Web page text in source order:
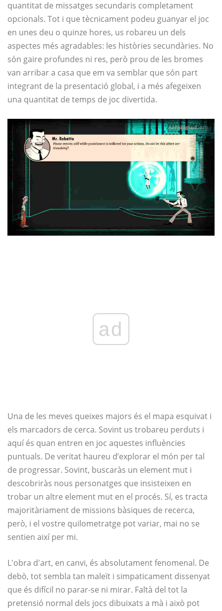
quantitat de missatges secundaris completament
opcionals. Tot i que tècnicament podeu guanyar el joc
en unes deu o quinze hores, us robareu un dels
aspectes més agradables: les històries secundàries. No
són gaire profundes ni res, però prou de les bromes
van arribar a casa que em va semblar que són part
integrant de la presentació global, i a més afegeixen
una quantitat de temps de joc divertida.
ad
Una de les meves queixes majors és el mapa esquivat i
els marcadors de cerca. Sovint us trobareu perduts i
aquí és quan entren en joc aquestes influències
puntuals. De veritat haureu d’explorar el món per tal
de progressar. Sovint, buscaràs un element mut i
descobriràs nous personatges que insisteixen en
trobar un altre element mut en el procés. Sí, es tracta
majoritàriament de missions bàsiques de recerca,
però, i el vostre quilometratge pot variar, mai no se
sentien així per mi.
L'obra d'art, en canvi, és absolutament fenomenal. De
debò, tot sembla tan maleït i simpaticament dissenyat
que és difícil no parar-se ni mirar. Faltà del tot la
pretensió normal dels jocs dibuixats a mà i això pot